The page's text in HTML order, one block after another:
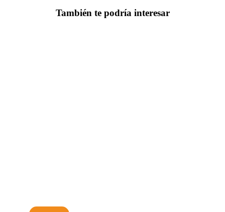
También te podría interesar